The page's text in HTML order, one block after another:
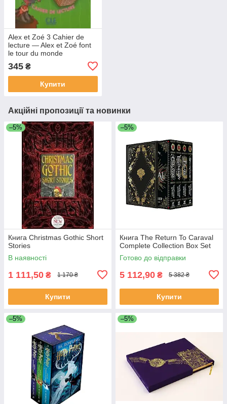
Alex et Zoé 3 Cahier de
lecture — Alex et Zoé font
le tour du monde
345 ₴
Купити
Акційні пропозиції та новинки
–5%
Книга Christmas Gothic Short
Stories
В наявності
1 111,50 ₴ 1 170 ₴
Купити
–5%
Книга The Return To Caraval
Complete Collection Box Set
Готово до відправки
5 112,90 ₴ 5 382 ₴
Купити
–5% –5%